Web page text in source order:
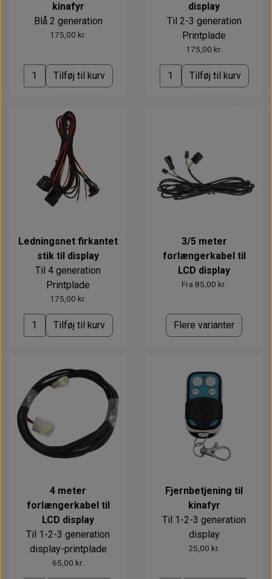
kinafyr
Blå 2 generation
175,00 kr.
Tilføj til kurv
display
Til 2-3 generation
Printplade
175,00 kr.
Tilføj til kurv
Ledningsnet firkantet
stik til display
Til 4 generation
Printplade
175,00 kr.
Tilføj til kurv
3/5 meter
forlængerkabel til
LCD display
Fra 85,00 kr.
Flere varianter
4 meter
forlængerkabel til
LCD display
Til 1-2-3 generation
display-printplade
65,00 kr.
Fjernbetjening til
kinafyr
Til 1-2-3 generation
display
25,00 kr.